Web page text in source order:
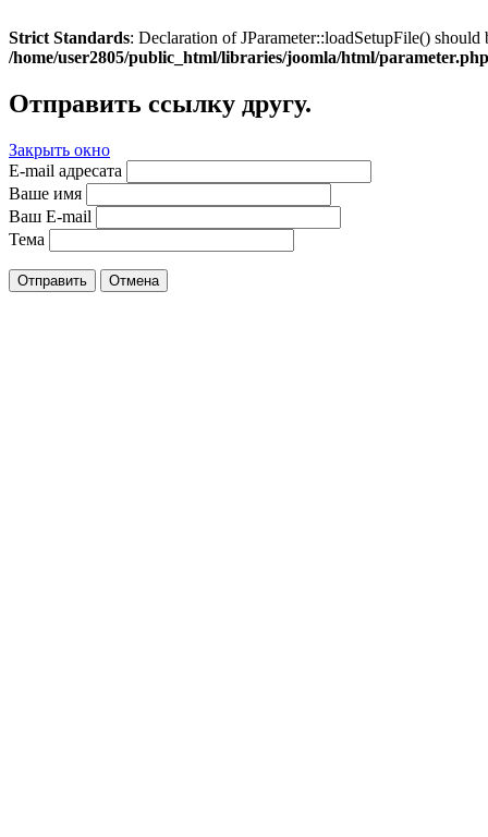
Strict Standards: Declaration of JParameter::loadSetupFile()
/home/user2805/public_html/libraries/joomla/html/parameter.php
Отправить ссылку другу.
Закрыть окно
E-mail адресата
Ваше имя
Ваш E-mail
Тема
Отправить Отмена